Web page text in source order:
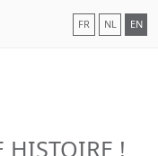
FR NL EN
HISTOIRE !